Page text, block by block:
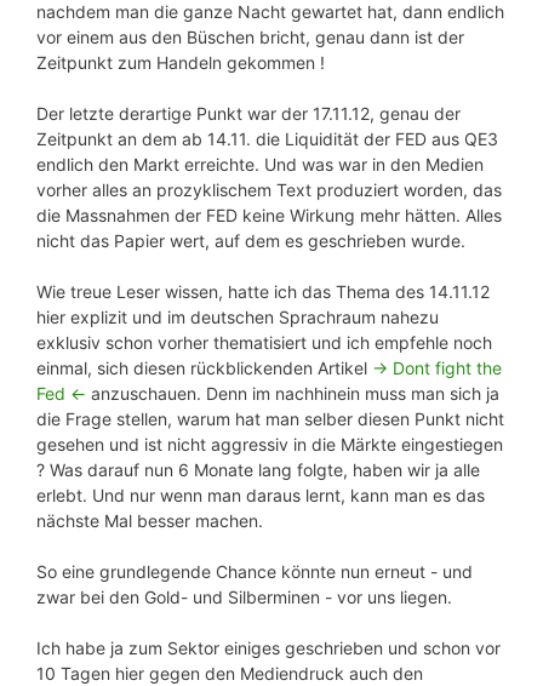
nachdem man die ganze Nacht gewartet hat, dann endlich
vor einem aus den Büschen bricht, genau dann ist der
Zeitpunkt zum Handeln gekommen !
Der letzte derartige Punkt war der 17.11.12, genau der
Zeitpunkt an dem ab 14.11. die Liquidität der FED aus QE3
endlich den Markt erreichte. Und was war in den Medien
vorher alles an prozyklischem Text produziert worden, das
die Massnahmen der FED keine Wirkung mehr hätten. Alles
nicht das Papier wert, auf dem es geschrieben wurde.
Wie treue Leser wissen, hatte ich das Thema des 14.11.12
hier explizit und im deutschen Sprachraum nahezu
exklusiv schon vorher thematisiert und ich empfehle noch
einmal, sich diesen rückblickenden Artikel -> Dont fight the
Fed <- anzuschauen. Denn im nachhinein muss man sich ja
die Frage stellen, warum hat man selber diesen Punkt nicht
gesehen und ist nicht aggressiv in die Märkte eingestiegen
? Was darauf nun 6 Monate lang folgte, haben wir ja alle
erlebt. Und nur wenn man daraus lernt, kann man es das
nächste Mal besser machen.
So eine grundlegende Chance könnte nun erneut - und
zwar bei den Gold- und Silberminen - vor uns liegen.
Ich habe ja zum Sektor einiges geschrieben und schon vor
10 Tagen hier gegen den Mediendruck auch den